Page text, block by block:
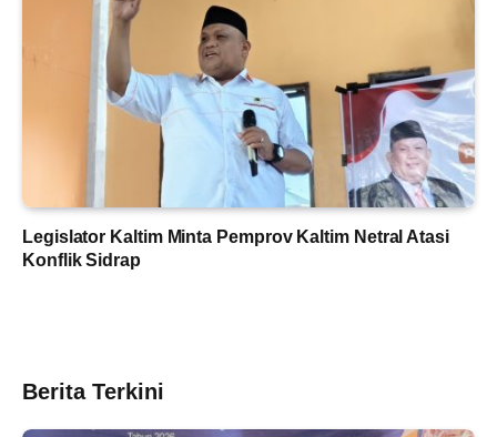
Legislator Kaltim Minta Pemprov Kaltim Netral Atasi
Konflik Sidrap
Berita Terkini